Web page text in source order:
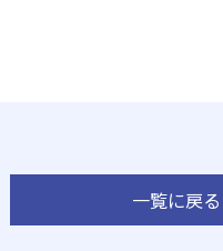
一覧に戻る